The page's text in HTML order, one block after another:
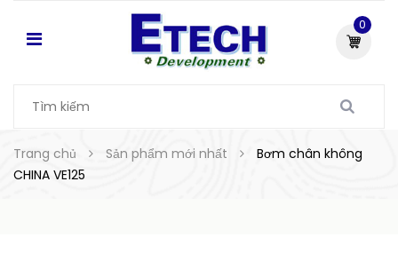
0
Trang chủ Sản phẩm mới nhất
Bơm chân không
CHINA VE125